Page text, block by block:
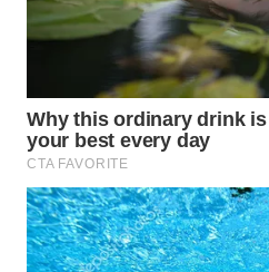
WN
WN
BOGOR
WN
DEPOK